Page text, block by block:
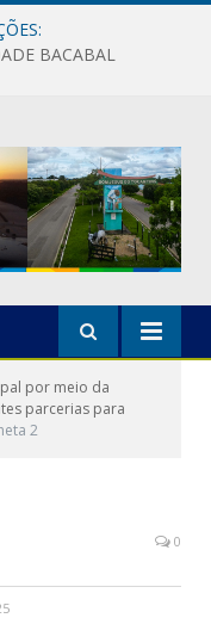
BACABAL
por meio da
parcerias para
2
0